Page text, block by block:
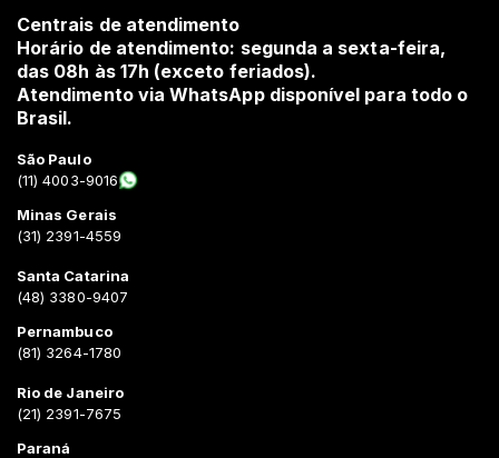
Centrais de atendimento
Horário de atendimento: segunda a sexta-feira,
das 08h às 17h (exceto feriados).
Atendimento via WhatsApp disponível para todo o
Brasil.
São Paulo
(11) 4003-9016
Minas Gerais
(31) 2391-4559
Santa Catarina
(48) 3380-9407
Pernambuco
(81) 3264-1780
Rio de Janeiro
(21) 2391-7675
Paraná